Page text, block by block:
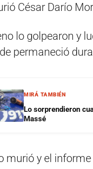
César Darío
lo golpearon y
permaneció
MIRÁ TAMBIÉN
Lo sorprendieron
Massé
murió y el